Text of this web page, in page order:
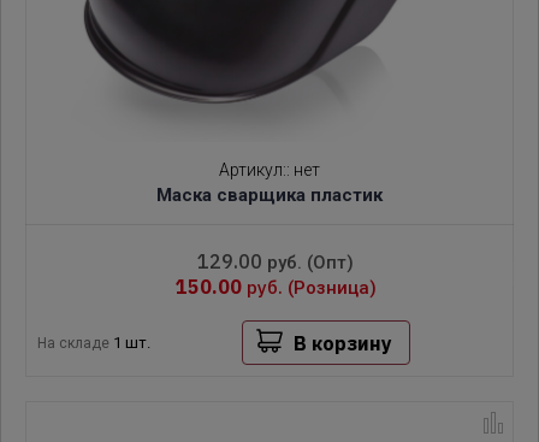
Артикул:: нет
Маска сварщика пластик
129.00 руб. (Опт)
150.00 руб. (Розница)
На складе 1 шт. В корзину